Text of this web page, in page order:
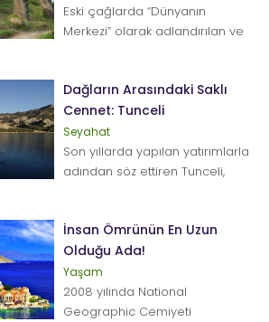
Eski çağlarda “Dünyanın
Merkezi” olarak adlandırılan ve
Dağların Arasındaki Saklı
Cennet: Tunceli
Seyahat
Son yıllarda yapılan yatırımlarla
adından söz ettiren Tunceli,
İnsan Ömrünün En Uzun
Olduğu Ada!
Yaşam
2008 yılında National
Geographic Cemiyeti